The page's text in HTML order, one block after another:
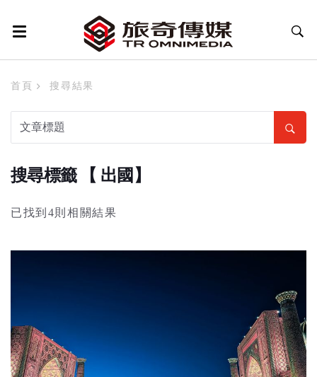
首頁 搜尋結果
搜尋標籤 【 出國】
已找到4則相關結果